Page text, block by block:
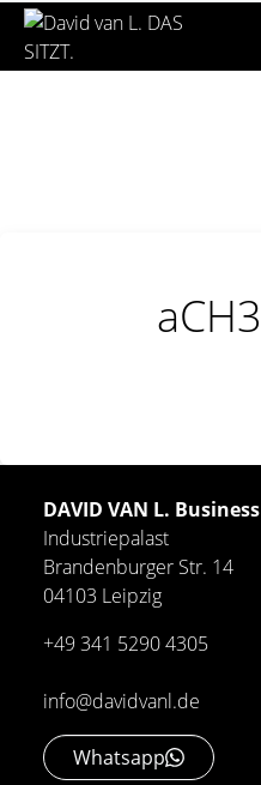
DAVID VAN L.
Industriepalast
Brandenburger Str. 14
04103 Leipzig
+49 341 5290 4305
info@davidvanl.de
Whatsapp